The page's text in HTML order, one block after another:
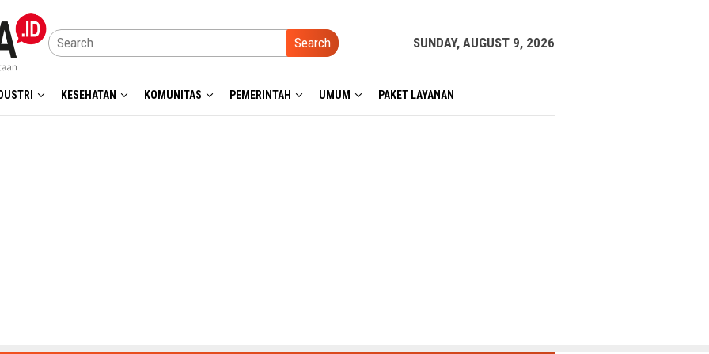
Search SUNDAY, AUGUST 9, 2026
KESEHATAN KOMUNITAS PEMERINTAH UMUM PAKET LAYANAN